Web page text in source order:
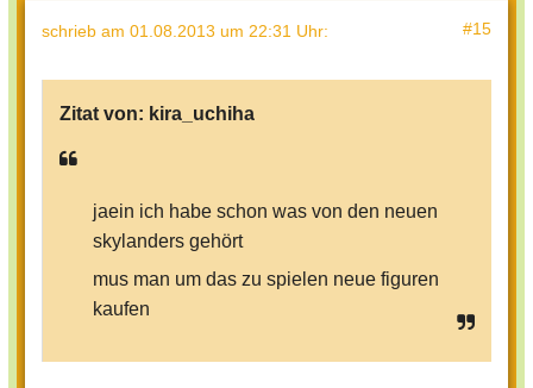
schrieb am 01.08.2013 um 22:31 Uhr: #15
Zitat von: kira_uchiha
jaein ich habe schon was von den neuen
skylanders gehört
mus man um das zu spielen neue figuren
kaufen